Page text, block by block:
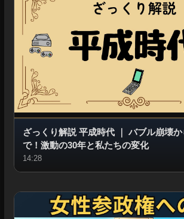
ざっくり解説 平成時代｜ バブル崩壊
で！激動の30年と私たちの変化
14:28